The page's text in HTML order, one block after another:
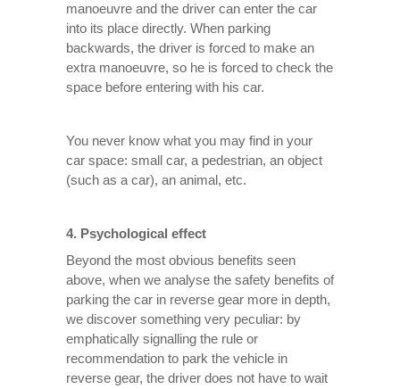
manoeuvre and the driver can enter the car
into its place directly. When parking
backwards, the driver is forced to make an
extra manoeuvre, so he is forced to check the
space before entering with his car.
You never know what you may find in your
car space: small car, a pedestrian, an object
(such as a car), an animal, etc.
4. Psychological effect
Beyond the most obvious benefits seen
above, when we analyse the safety benefits of
parking the car in reverse gear more in depth,
we discover something very peculiar: by
emphatically signalling the rule or
recommendation to park the vehicle in
reverse gear, the driver does not have to wait